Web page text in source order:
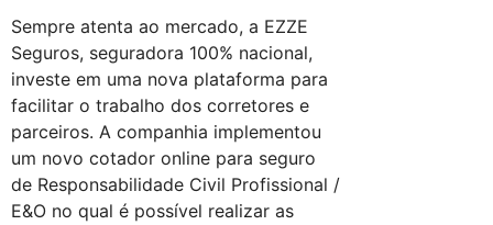
Sempre atenta ao mercado, a EZZE
Seguros, seguradora 100% nacional,
investe em uma nova plataforma para
facilitar o trabalho dos corretores e
parceiros. A companhia implementou
um novo cotador online para seguro
de Responsabilidade Civil Profissional /
E&O no qual é possível realizar as